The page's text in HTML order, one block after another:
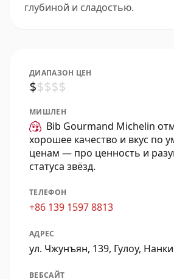
глубиной и сладостью.
ДИАПАЗОН ЦЕН
$$$$$
МИШЛЕН
Bib Gourmand Michelin
хорошее качество и вкус по
ценам — про ценность и
статуса звёзд.
ТЕЛЕФОН
+86 139 1597 8813
АДРЕС
ул. Чжунъян, 139, Гулоу,
ВЕБСАЙТ